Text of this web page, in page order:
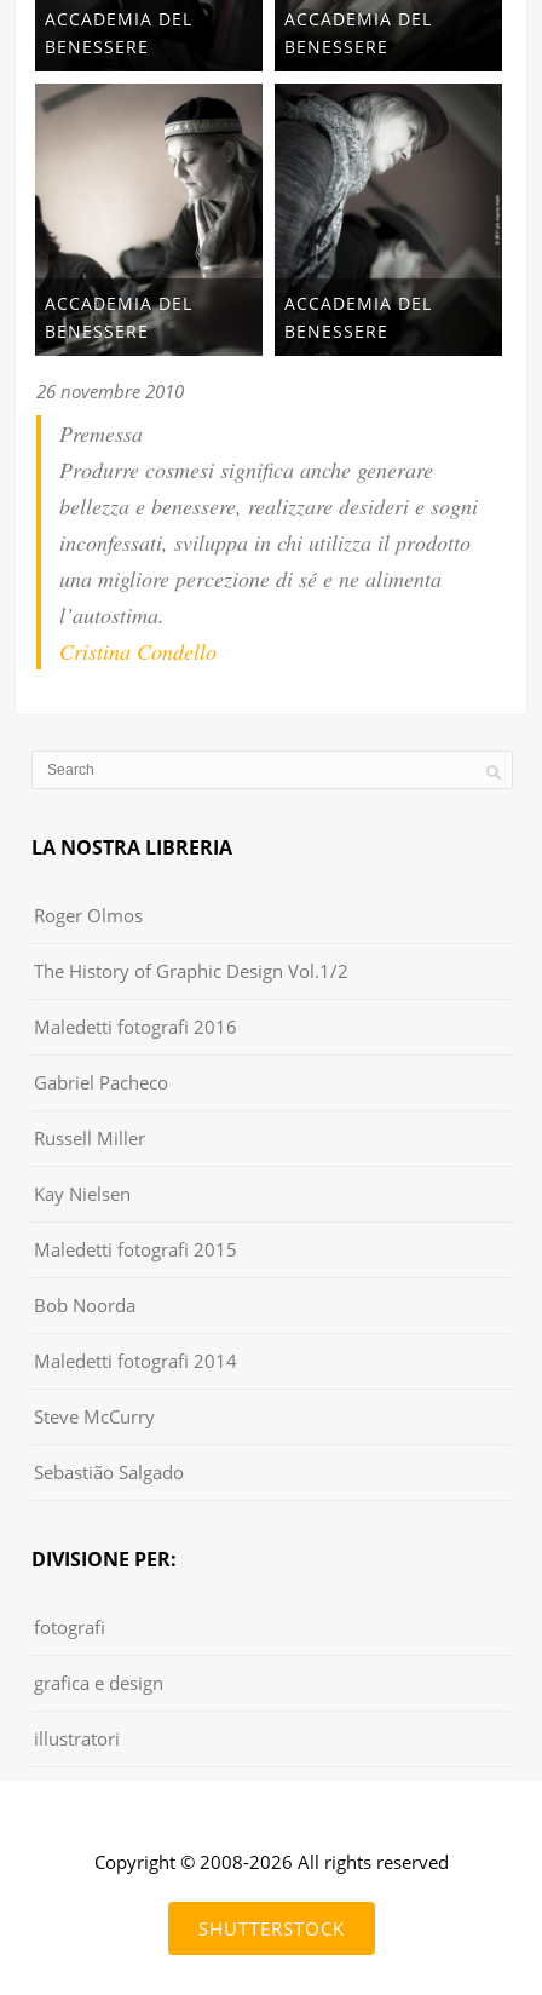
ACCADEMIA DEL
BENESSERE
ACCADEMIA DEL
BENESSERE
ACCADEMIA DEL
BENESSERE
ACCADEMIA DEL
BENESSERE
26 novembre 2010
Premessa
Produrre cosmesi significa anche generare
bellezza e benessere, realizzare desideri e sogni
inconfessati, sviluppa in chi utilizza il prodotto
una migliore percezione di sé e ne alimenta
l’autostima.
Cristina Condello
LA NOSTRA LIBRERIA
Roger Olmos
The History of Graphic Design Vol.1/2
Maledetti fotografi 2016
Gabriel Pacheco
Russell Miller
Kay Nielsen
Maledetti fotografi 2015
Bob Noorda
Maledetti fotografi 2014
Steve McCurry
Sebastião Salgado
DIVISIONE PER:
fotografi
grafica e design
illustratori
Copyright © 2008-2026 All rights reserved
SHUTTERSTOCK